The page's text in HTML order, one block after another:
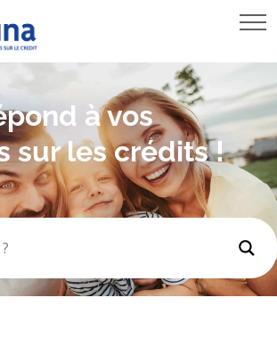
à vos
sur les crédits !
DE CRÉDIT HYPOTHÉCAIRE
DE CRÉDITS